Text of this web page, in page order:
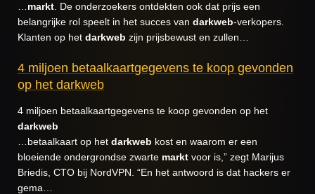
markt . De onderzoekers ontdekten ook dat prijs een
belangrijke rol speelt in het succes van darkweb-verkopers.
Klanten op het darkweb zijn prijsbewust en zullen…
4 miljoen betaalkaartgegevens te koop gevonden
op het darkweb
4 miljoen betaalkaartgegevens te koop gevonden op het
darkweb
…betaalkaart op het darkweb kost en waarom er een
bloeiende ondergrondse zwarte markt voor is,” zegt Marijus
Briedis, CTO bij NordVPN. “En het antwoord is dat hackers er
gema…